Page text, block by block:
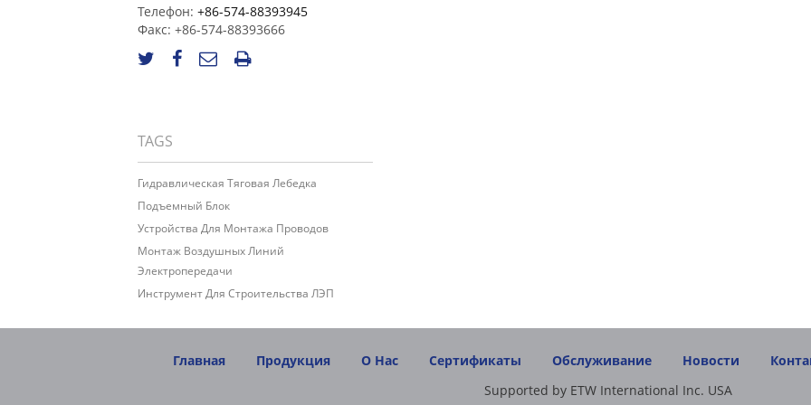
Телефон: +86-574-88393945
Факс: +86-574-88393666
TAGS
Гидравлическая Тяговая Лебедка
Подъемный Блок
Устройства Для Монтажа Проводов
Монтаж Воздушных Линий
Электропередачи
Инструмент Для Строительства ЛЭП
Главная Продукция О Нас Сертификаты Обслуживание Новости
Supported by ETW International Inc. USA